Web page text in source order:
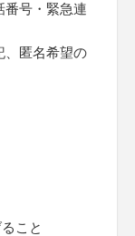
番号・緊急連
、匿名希望の
こと